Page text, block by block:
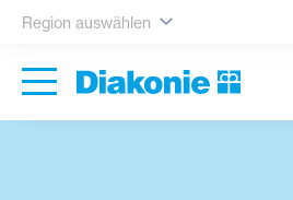
Region auswählen